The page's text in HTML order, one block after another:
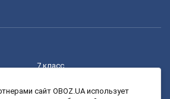
7 класс
сайт OBOZ.UA использует